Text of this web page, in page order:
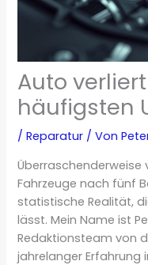
Auto verliert
häufigsten
/Reparatur / Von
Überraschenderweise
Fahrzeuge nach fünf
statistische Realität,
lässt. Mein Name ist
Redaktionsteam von
jahrelanger